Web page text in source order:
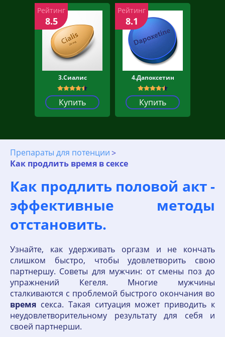
3.Сиалис
Купить
Рейтинг
8.5
4.Дапоксетин
Купить
Рейтинг
8.1
Препараты для потенции
Как продлить время в сексе
Как продлить половой акт -
эффективные методы
отстановить.
Узнайте, как удерживать оргазм и не кончать
слишком быстро, чтобы удовлетворить свою
партнершу. Советы для мужчин: от смены поз до
упражнений Кегеля. Многие мужчины
сталкиваются с проблемой быстрого окончания во
время секса. Такая ситуация может приводить к
неудовлетворительному результату для себя и
своей партнерши.